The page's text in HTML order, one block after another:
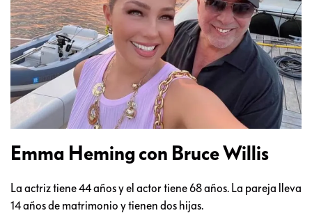
Emma Heming con Bruce Willis
La actriz tiene 44 años y el actor tiene 68 años. La pareja lleva
14 años de matrimonio y tienen dos hijas.